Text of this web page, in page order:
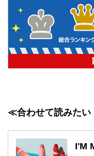
≪合わせて読みた
I'M